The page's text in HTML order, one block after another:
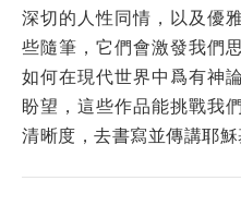
深切的人性同情，以及優
些隨筆，它們會激發我們
如何在現代世界中爲有神
盼望，這些作品能挑戰我
清晰度，去書寫並傳講耶穌